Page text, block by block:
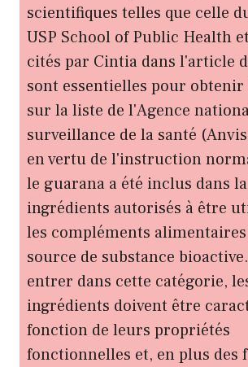
scientifiques telles que celle
USP School of Public Health
cités par Cintia dans l'article
sont essentielles pour
sur la liste de l'Agence
surveillance de la santé
en vertu de l'instruction
le guarana a été inclus dans
ingrédients autorisés à être
les compléments
source de substance
entrer dans cette catégorie,
ingrédients doivent être
fonction de leurs propriétés
fonctionnelles et, en plus des